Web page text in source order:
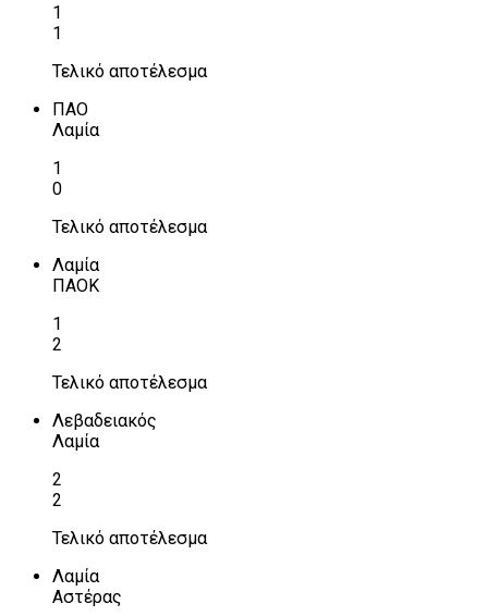
1
1
Τελικό αποτέλεσμα
ΠΑΟ
Λαμία
1
0
Τελικό αποτέλεσμα
Λαμία
ΠΑΟΚ
1
2
Τελικό αποτέλεσμα
Λεβαδειακός
Λαμία
2
2
Τελικό αποτέλεσμα
Λαμία
Αστέρας